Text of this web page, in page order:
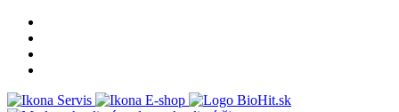
Servis E-shop